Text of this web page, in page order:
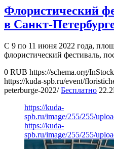
Флористический
в Санкт-
С 9 по 11 июня 2022 года,
флористический фестиваль,
0 RUB https://schema.org/InStock
https://kuda-spb.ru/event/
peterburge-2022/ Бесплатно
https://kuda-
spb.ru/image/255/255/
https://kuda-
spb.ru/image/255/255/